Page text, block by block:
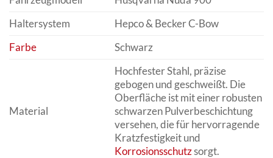
Haltersystem
Hepco & Becker C-Bow
Farbe
Schwarz
Material
Hochfester Stahl, präzise
gebogen und geschweißt. Die
Oberfläche ist mit einer robusten
schwarzen Pulverbeschichtung
versehen, die für hervorragende
Kratzfestigkeit und
Korrosionsschutzsorgt.